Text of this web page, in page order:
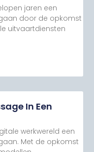
jaren een
door de opkomst
uitvaartdiensten
In Een
werkwereld een
Met de opkomst